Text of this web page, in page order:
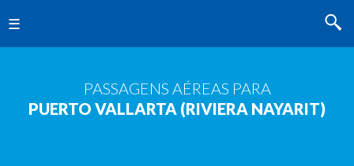
PASSAGENS AÉREAS PARA
PUERTO VALLARTA (RIVIERA NAYARIT)